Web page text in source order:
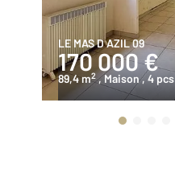
LE MAS D AZIL 09
170 000 €
89,4 m2 , Maison, 4 pcs